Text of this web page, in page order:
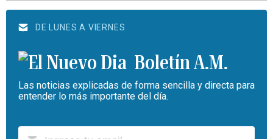
DE LUNES A VIERNES
Boletín A.M.
Las noticias explicadas de forma sencilla y directa para
entender lo más importante del día.